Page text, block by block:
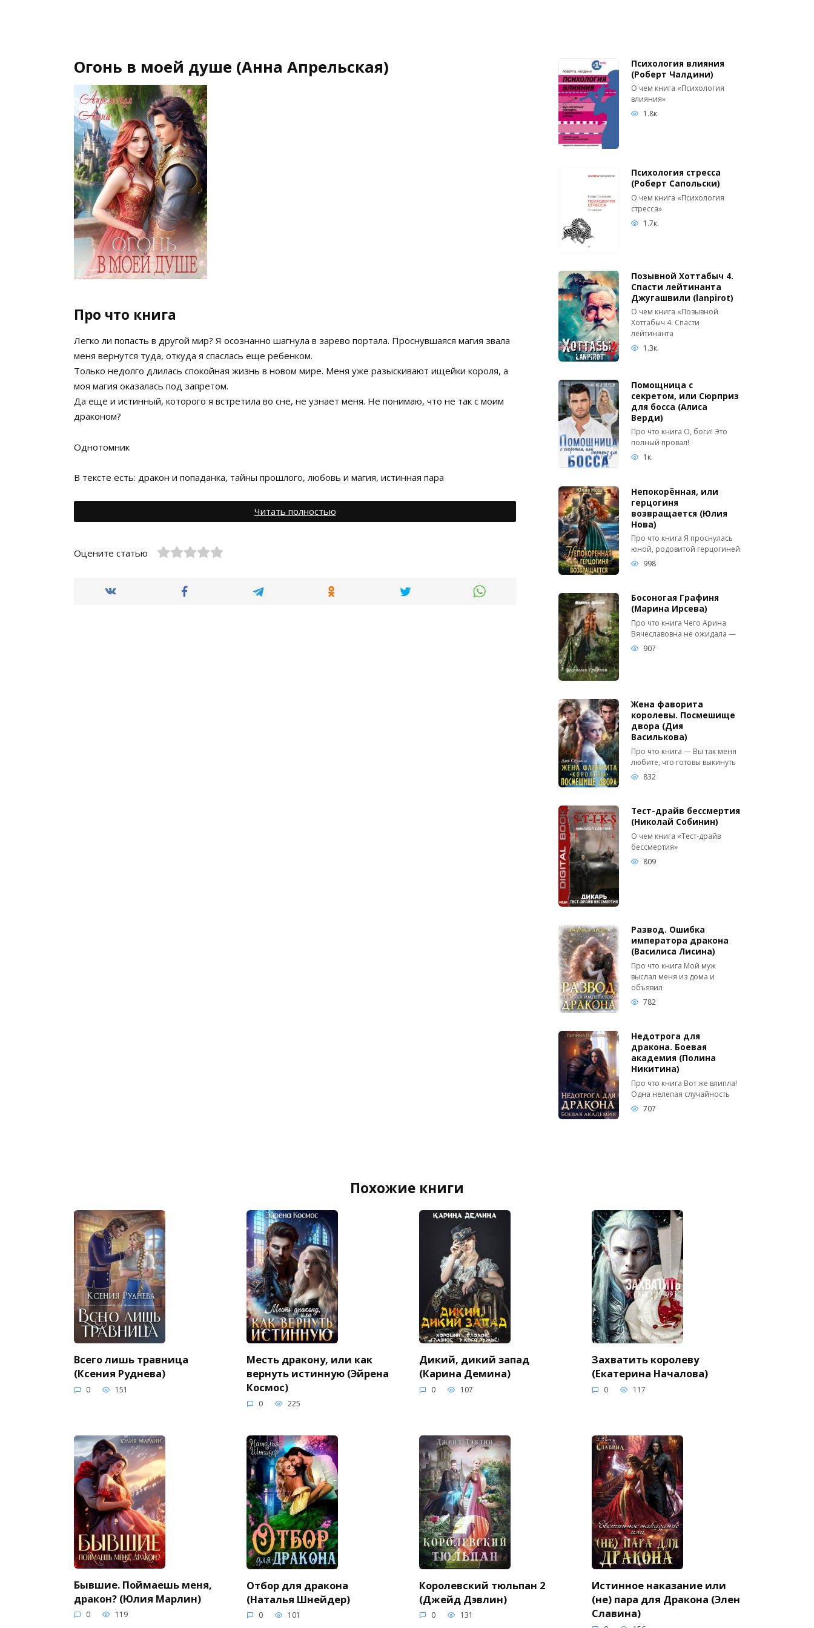
Огонь в моей душе (Анна Апрельская)
Про что книга
Легко ли попасть в другой мир? Я осознанно шагнула в зарево портала. Проснувшаяся магия звала
меня вернутся туда, откуда я спаслась еще ребенком.
Только недолго длилась спокойная жизнь в новом мире. Меня уже разыскивают ищейки короля, а
моя магия оказалась под запретом.
Да еще и истинный, которого я встретила во сне, не узнает меня. Не понимаю, что не так с моим
драконом?
Однотомник
В тексте есть: дракон и попаданка, тайны прошлого, любовь и магия, истинная пара
Читать полностью
Оцените статью
Психология влияния
(Роберт Чалдини)
О чем книга «Психология
влияния»
1.8к.
Психология стресса
(Роберт Сапольски)
О чем книга «Психология
стресса»
1.7к.
Позывной Хоттабыч 4.
Спасти лейтинанта
Джугашвили (lanpirot)
О чем книга «Позывной
Хоттабыч 4. Спасти
лейтинанта
1.3к.
Помощница с
секретом, или Сюрприз
для босса (Алиса
Верди)
Про что книга О, боги! Это
полный провал!
1к.
Непокорённая, или
герцогиня
возвращается (Юлия
Нова)
Про что книга Я проснулась
юной, родовитой герцогиней
998
Босоногая Графиня
(Марина Ирсева)
Про что книга Чего Арина
Вячеславовна не ожидала —
907
Жена фаворита
королевы. Посмешище
двора (Дия
Василькова)
Про что книга — Вы так меня
любите, что готовы выкинуть
832
Тест-драйв бессмертия
(Николай Собинин)
О чем книга «Тест-драйв
бессмертия»
809
Развод. Ошибка
императора дракона
(Василиса Лисина)
Про что книга Мой муж
выслал меня из дома и
объявил
782
Недотрога для
дракона. Боевая
академия (Полина
Никитина)
Про что книга Вот же влипла!
Одна нелепая случайность
707
Похожие книги
Всего лишь травница
(Ксения Руднева)
0 151
Месть дракону, или как
вернуть истинную (Эйрена
Космос)
0 225
Дикий, дикий запад
(Карина Демина)
0 107
Захватить королеву
(Екатерина Началова)
0 117
Бывшие. Поймаешь меня,
дракон? (Юлия Марлин)
0 119
Отбор для дракона
(Наталья Шнейдер)
0 101
Королевский тюльпан 2
(Джейд Дэвлин)
0 131
Истинное наказание или
(не) пара для Дракона (Элен
Славина)